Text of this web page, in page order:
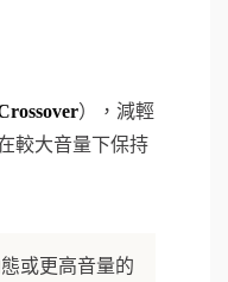
），減輕
較大音量下保持
或更高音量的